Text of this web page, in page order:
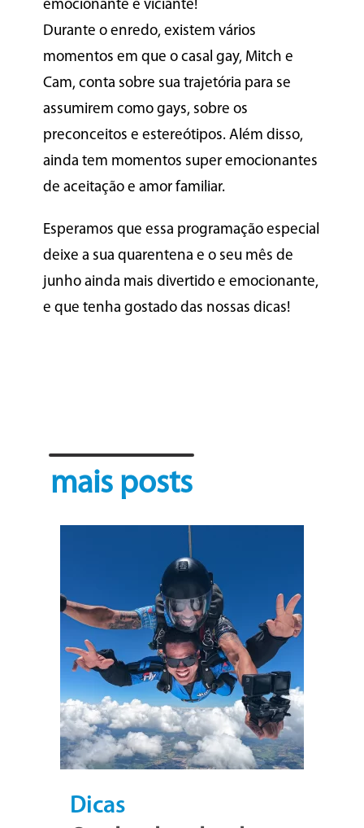
emocionante e viciante!
Durante o enredo, existem vários
momentos em que o casal gay, Mitch e
Cam, conta sobre sua trajetória para se
assumirem como gays, sobre os
preconceitos e estereótipos. Além disso,
ainda tem momentos super emocionantes
de aceitação e amor familiar.
Esperamos que essa programação especial
deixe a sua quarentena e o seu mês de
junho ainda mais divertido e emocionante,
e que tenha gostado das nossas dicas!
mais posts
Dicas